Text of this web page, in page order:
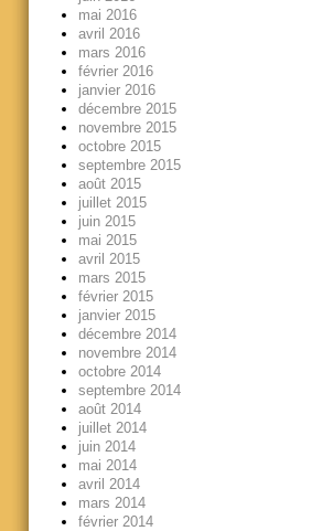
mai 2016
avril 2016
mars 2016
février 2016
janvier 2016
décembre 2015
novembre 2015
octobre 2015
septembre 2015
août 2015
juillet 2015
juin 2015
mai 2015
avril 2015
mars 2015
février 2015
janvier 2015
décembre 2014
novembre 2014
octobre 2014
septembre 2014
août 2014
juillet 2014
juin 2014
mai 2014
avril 2014
mars 2014
février 2014